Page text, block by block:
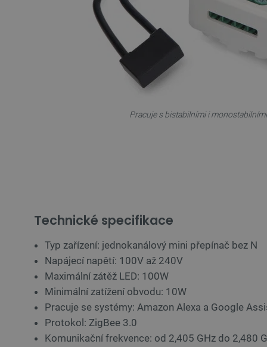
Pracuje s bistabilními i
Technické specifikace
Typ zařízení: jednokanálový mini přepínač bez N
Napájecí napětí: 100V až 240V
Maximální zátěž LED: 100W
Minimální zatížení obvodu: 10W
Pracuje se systémy: Amazon Alexa a Google
Protokol: ZigBee 3.0
Komunikační frekvence: od 2,405 GHz do 2,480
[abcdef0123456789]{32}
_lb_ccc
PHPSESSID